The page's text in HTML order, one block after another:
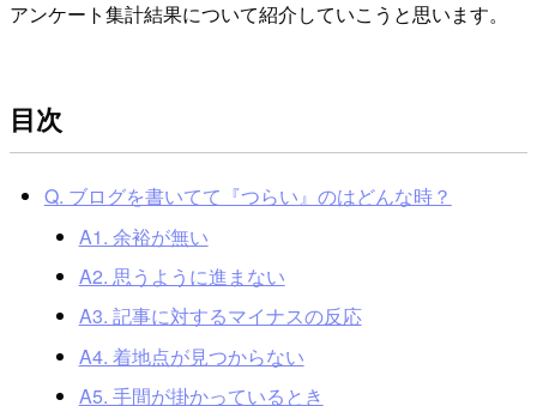
アンケート集計結果について紹介していこうと思います。
目次
Q. ブログを書いてて『つらい』のはどんな時？
A1. 余裕が無い
A2. 思うように進まない
A3. 記事に対するマイナスの反応
A4. 着地点が見つからない
A5. 手間が掛かっているとき